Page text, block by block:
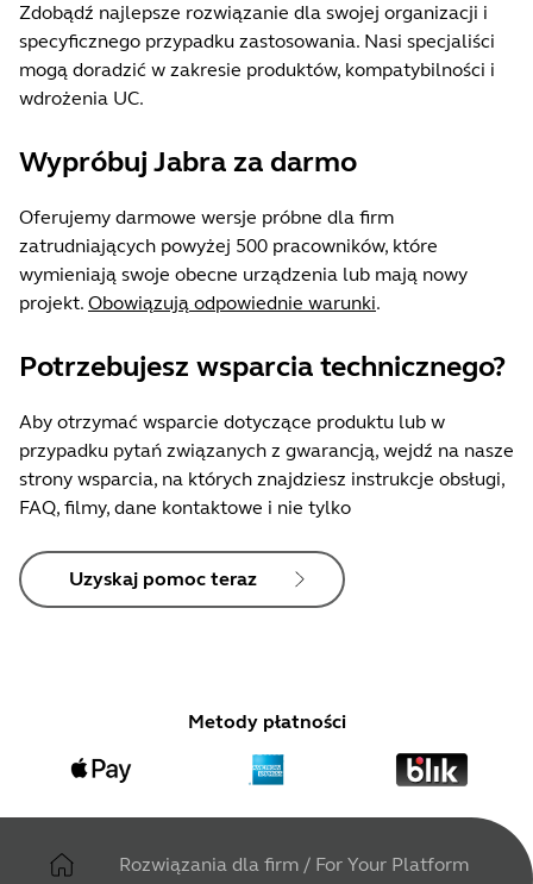
Zdobądź najlepsze rozwiązanie dla swojej organizacji i
specyficznego przypadku zastosowania. Nasi specjaliści
mogą doradzić w zakresie produktów, kompatybilności i
wdrożenia UC.
Wypróbuj Jabra za darmo
Oferujemy darmowe wersje próbne dla firm
zatrudniających powyżej 500 pracowników, które
wymieniają swoje obecne urządzenia lub mają nowy
projekt. Obowiązują odpowiednie warunki.
Potrzebujesz wsparcia technicznego?
Aby otrzymać wsparcie dotyczące produktu lub w
przypadku pytań związanych z gwarancją, wejdź na nasze
strony wsparcia, na których znajdziesz instrukcje obsługi,
FAQ, filmy, dane kontaktowe i nie tylko
Uzyskaj pomoc teraz
Metody płatności
Rozwiązania dla firm / For Your Platform